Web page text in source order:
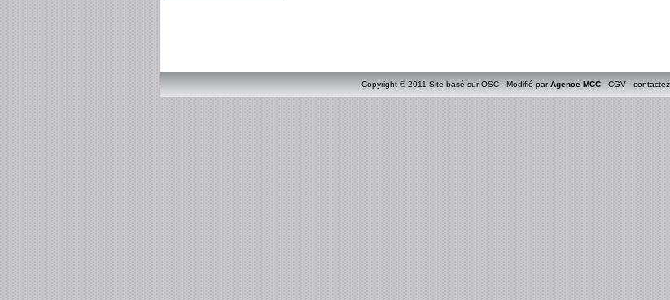
Copyright © 2011 Site basé sur OSC - Modifié parAgence MCC- CGV-